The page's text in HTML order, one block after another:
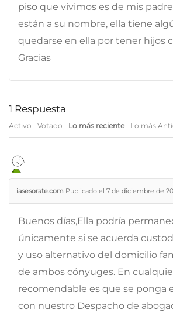
piso que vivimos es de mis
están a su nombre, ella tiene
quedarse en ella por tener hijos
Gracias
1 Respuesta
Activo Votado Lo más reciente Lo más
iasesorate.com Publicado el 7 de diciembre de
Buenos días,Ella podría
únicamente si se acuerda
y uso alternativo del domicilio
de ambos cónyuges. En
recomendable es que se ponga
con nuestro Despacho de